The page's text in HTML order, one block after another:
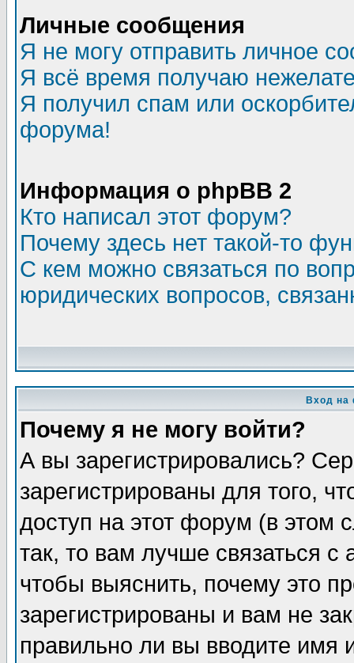
Личные сообщения
Я не могу отправить личное
Я всё время получаю
Я получил спам или
форума!
Информация о phpBB 2
Кто написал этот форум?
Почему здесь нет такой-то
С кем можно связаться по
юридических вопросов,
Вход на
Почему я не могу войти?
А вы зарегистрировались?
зарегистрированы для того,
доступ на этот форум (в этом
так, то вам лучше связаться
чтобы выяснить, почему это
зарегистрированы и вам не
правильно ли вы вводите